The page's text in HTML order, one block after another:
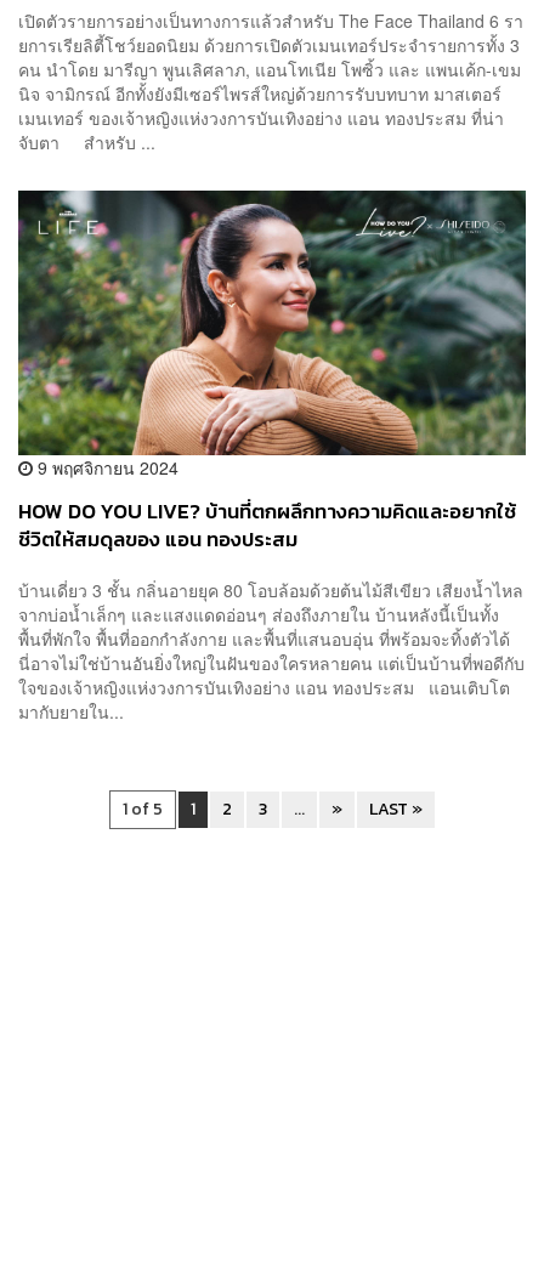
เปิดตัวรายการอย่างเป็นทางการแล้วสำหรับ The Face Thailand 6 รา
ยการเรียลิตี้โชว์ยอดนิยม ด้วยการเปิดตัวเมนเทอร์ประจำรายการทั้ง 3
คน นำโดย มารีญา พูนเลิศลาภ, แอนโทเนีย โพซิ้ว และ แพนเค้ก-เขม
นิจ จามิกรณ์ อีกทั้งยังมีเซอร์ไพรส์ใหญ่ด้วยการรับบทบาท มาสเตอร์
เมนเทอร์ ของเจ้าหญิงแห่งวงการบันเทิงอย่าง แอน ทองประสม ที่น่า
จับตา สำหรับ ...
9 พฤศจิกายน 2024
HOW DO YOU LIVE? บ้านที่ตกผลึกทางความคิดและอยากใช้
ชีวิตให้สมดุลของ แอน ทองประสม
บ้านเดี่ยว 3 ชั้น กลิ่นอายยุค 80 โอบล้อมด้วยต้นไม้สีเขียว เสียงน้ำไหล
จากบ่อน้ำเล็กๆ และแสงแดดอ่อนๆ ส่องถึงภายใน บ้านหลังนี้เป็นทั้ง
พื้นที่พักใจ พื้นที่ออกกำลังกาย และพื้นที่แสนอบอุ่น ที่พร้อมจะทิ้งตัวได้
นี่อาจไม่ใช่บ้านอันยิ่งใหญ่ในฝันของใครหลายคน แต่เป็นบ้านที่พอดีกับ
ใจของเจ้าหญิงแห่งวงการบันเทิงอย่าง แอน ทองประสม แอนเติบโต
มากับยายใน...
1 of 5 1 2 3 ... » LAST »